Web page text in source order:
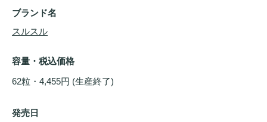
ブランド名
スルスル
容量・税込価格
62粒・4,455円 (生産終了)
発売日